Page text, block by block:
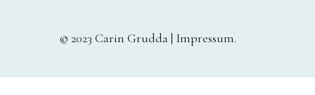
© 2023 Carin Grudda | Impressum